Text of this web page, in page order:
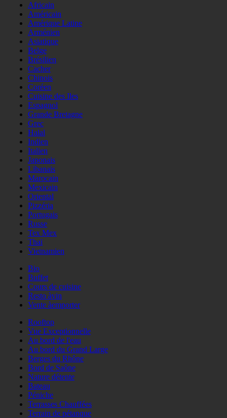
Africain
Américain
Amérique Latine
Arménien
Asiatique
Belge
Brésilien
Cacher
Chinois
Coréen
Cuisine des Iles
Espagnol
Grande Bretagne
Grec
Halal
Indien
Italien
Japonais
Libanais
Marocain
Mexicain
Oriental
Pizzéria
Portugais
Russe
Tex Mex
Thaï
Vietnamien
Bio
Buffet
Cours de cuisine
Resto àvin
Vente àemporter
Rooftop
Vue Exceptionnelle
Au bord de l'eau
Au bord du Grand Large
Berges du Rhône
Bord de Saône
Nature détente
Bateau
Péniche
Terrasses Chauffées
Terrain de pétanque